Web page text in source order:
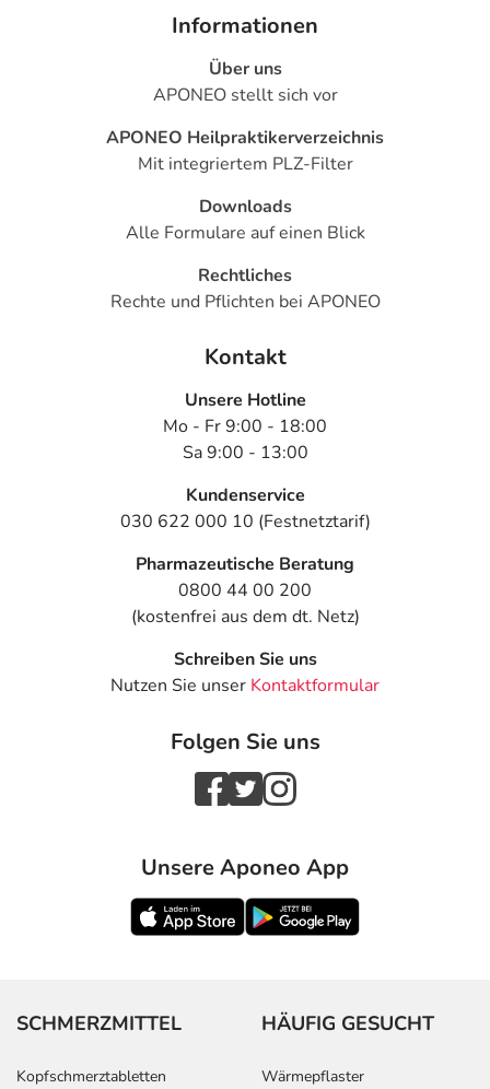
Informationen
Über uns
APONEO stellt sich vor
APONEO Heilpraktikerverzeichnis
Mit integriertem PLZ-Filter
Downloads
Alle Formulare auf einen Blick
Rechtliches
Rechte und Pflichten bei APONEO
Kontakt
Unsere Hotline
Mo - Fr 9:00 - 18:00
Sa 9:00 - 13:00
Kundenservice
030 622 000 10 (Festnetztarif)
Pharmazeutische Beratung
0800 44 00 200
(kostenfrei aus dem dt. Netz)
Schreiben Sie uns
Nutzen Sie unser Kontaktformular
Folgen Sie uns
Unsere Aponeo App
SCHMERZMITTEL
Kopfschmerztabletten
HÄUFIG GESUCHT
Wärmepflaster